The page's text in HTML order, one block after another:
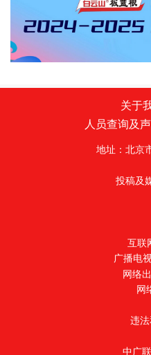
关于
人员查询及
地址：北京
投稿及
互联
广播电
网络
网
违法
中广